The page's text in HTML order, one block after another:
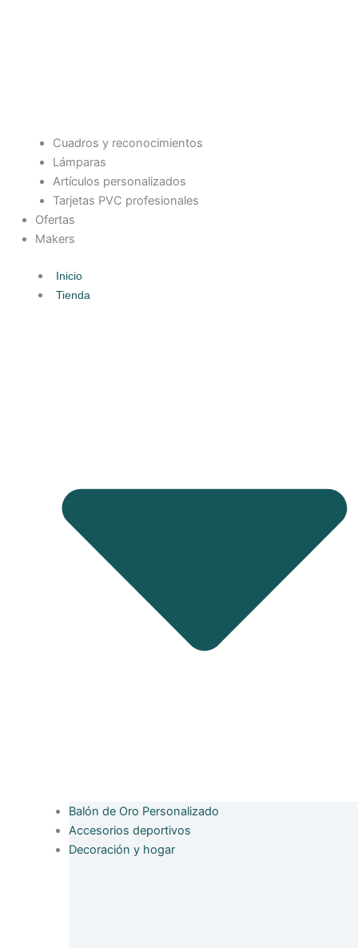
Cuadros y reconocimientos
Lámparas
Artículos personalizados
Tarjetas PVC profesionales
Ofertas
Makers
Inicio
Tienda
Balón de Oro Personalizado
Accesorios deportivos
Decoración y hogar